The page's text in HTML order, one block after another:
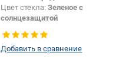
Цвет стекла:Зеленое с
солнцезащитой
Тип стекла:Заднее стекло
Добавить в сравнение